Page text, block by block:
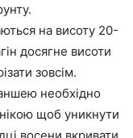
на висоту 20-
досягне висоти
зовсім.
необхідно
щоб уникнути
восени вкривати